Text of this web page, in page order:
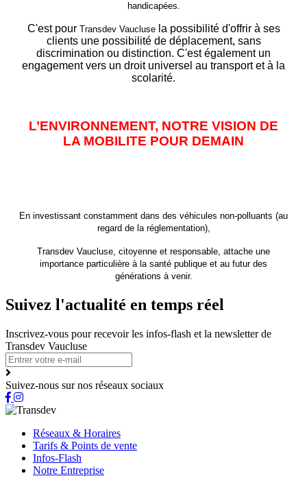
handicapées.
C'est pour Transdev Vauclusela possibilité d'offrir à ses
clients une possibilité de déplacement, sans
discrimination ou distinction. C'est également un
engagement vers un droit universel au transport et à la
scolarité.
L’ENVIRONNEMENT, NOTRE VISION DE
LA MOBILITE POUR DEMAIN
En investissant constamment dans des véhicules non-polluants (au
regard de la réglementation),
Transdev Vaucluse, citoyenne et responsable, attache une
importance particulière à la santé publique et au futur des
générations à venir.
Suivez l'actualité en temps réel
Inscrivez-vous pour recevoir les infos-flash et la newsletter de
Transdev Vaucluse
Suivez-nous sur nos réseaux sociaux
Réseaux & Horaires
Tarifs & Points de vente
Infos-Flash
Notre Entreprise